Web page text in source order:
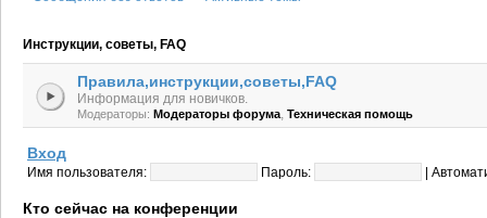
Инструкции, советы, FAQ
Правила,инструкции,советы,FAQ
Информация для новичков.
Модераторы: Модераторы форума, Техническая помощь
Вход
Имя пользователя: Пароль:
Кто сейчас на конференции